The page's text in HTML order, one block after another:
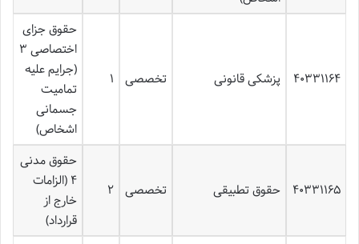
۴۰۳۳۱۱۶۴ پزشکی قانونی تخصصی ۱
حقوق جزای
اختصاصی ۳
(جرایم علیه
تمامیت
جسمانی
اشخاص)
۴۰۳۳۱۱۶۵ حقوق تطبیقی تخصصی ۲
حقوق مدنی
۴ (الزامات
خارج از
قرارداد)